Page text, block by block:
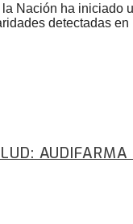
Nación ha iniciado
detectadas